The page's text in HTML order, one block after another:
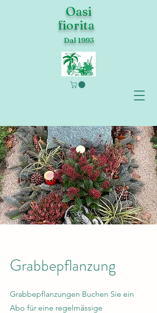
Oasi
fiorita
Dal 1993
Grabbepflanzung
Grabbepflanzungen Buchen Sie ein
Abo für eine regelmässige